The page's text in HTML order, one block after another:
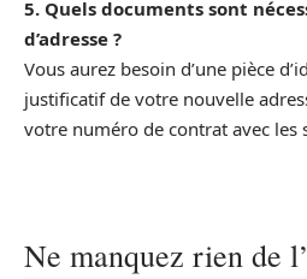
5. Quels documents sont
d’adresse ?
Vous aurez besoin d’une pièce
justificatif de votre nouvelle
votre numéro de contrat avec les
Ne manquez rien de